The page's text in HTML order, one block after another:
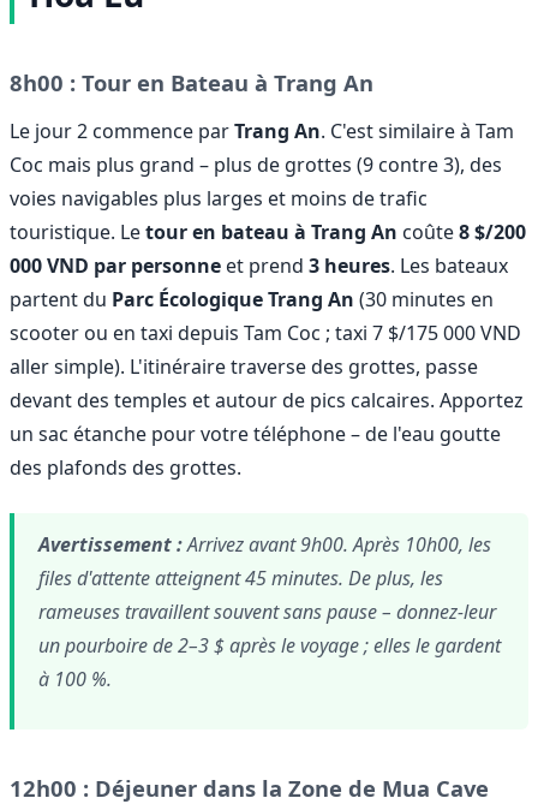
8h00 : Tour en Bateau à Trang An
Le jour 2 commence parTrang An. C'est similaire à Tam
Coc mais plus grand – plus de grottes (9 contre 3), des
voies navigables plus larges et moins de trafic
touristique. Letour en bateau à Trang An coûte8 $/200
000 VND par personne et prend 3 heures. Les bateaux
partent du Parc Écologique Trang An (30 minutes en
scooter ou en taxi depuis Tam Coc ; taxi 7 $/175 000 VND
aller simple). L'itinéraire traverse des grottes, passe
devant des temples et autour de pics calcaires. Apportez
un sac étanche pour votre téléphone – de l'eau goutte
des plafonds des grottes.
Avertissement :Arrivez avant 9h00. Après 10h00, les
files d'attente atteignent 45 minutes. De plus, les
rameuses travaillent souvent sans pause – donnez-leur
un pourboire de 2–3 $ après le voyage ; elles le gardent
à 100 %.
12h00 : Déjeuner dans la Zone de Mua Cave